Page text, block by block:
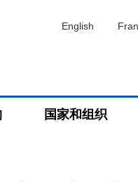
English
国家和组织